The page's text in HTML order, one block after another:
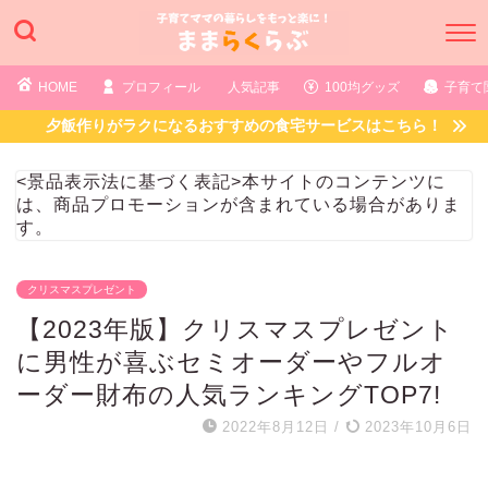
HOME プロフィール 人気記事 100均グッズ 子育て
夕飯作りがラクになるおすすめの食宅サービスはこちら！
<景品表示法に基づく表記>本サイトのコンテンツに
は、商品プロモーションが含まれている場合がありま
す。
クリスマスプレゼント
【2023年版】クリスマスプレゼント
に男性が喜ぶセミオーダーやフルオ
ーダー財布の人気ランキングTOP7!
2022年8月12日 / 2023年10月6日